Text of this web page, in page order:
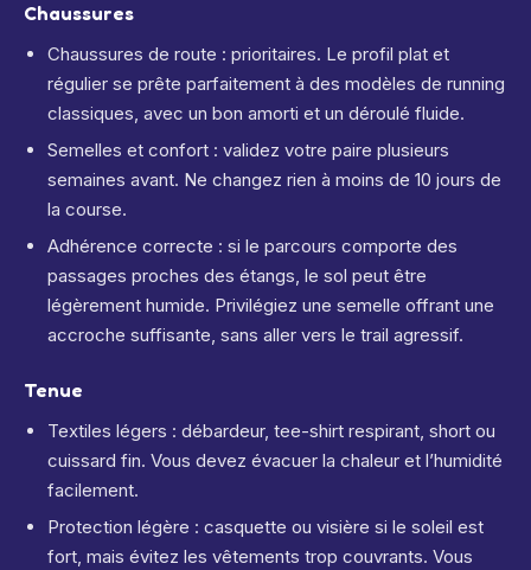
Chaussures
Chaussures de route : prioritaires. Le profil plat et
régulier se prête parfaitement à des modèles de running
classiques, avec un bon amorti et un déroulé fluide.
Semelles et confort : validez votre paire plusieurs
semaines avant. Ne changez rien à moins de 10 jours de
la course.
Adhérence correcte : si le parcours comporte des
passages proches des étangs, le sol peut être
légèrement humide. Privilégiez une semelle offrant une
accroche suffisante, sans aller vers le trail agressif.
Tenue
Textiles légers : débardeur, tee-shirt respirant, short ou
cuissard fin. Vous devez évacuer la chaleur et l’humidité
facilement.
Protection légère : casquette ou visière si le soleil est
fort, mais évitez les vêtements trop couvrants. Vous